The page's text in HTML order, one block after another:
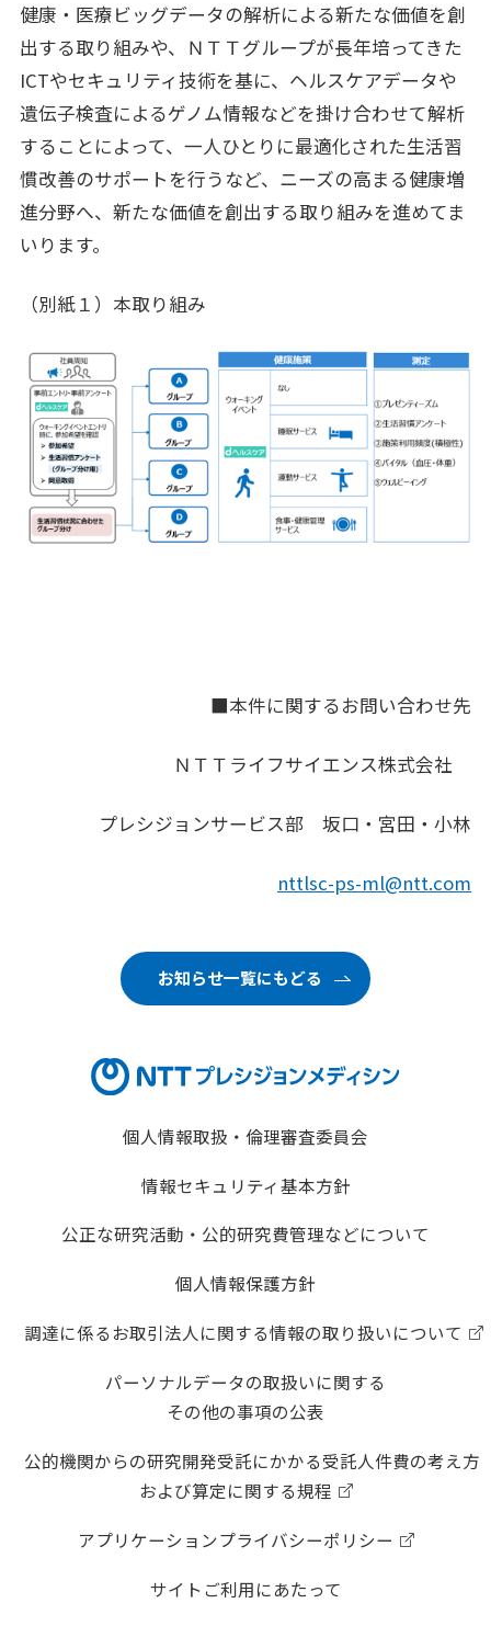
健康・医療ビッグデータの解析による新たな価値を創
出する取り組みや、ＮＴＴグループが長年培ってきた
ICTやセキュリティ技術を基に、ヘルスケアデータや
遺伝子検査によるゲノム情報などを掛け合わせて解析
することによって、一人ひとりに最適化された生活習
慣改善のサポートを行うなど、ニーズの高まる健康増
進分野へ、新たな価値を創出する取り組みを進めてま
いります。
（別紙１）本取り組み
■本件に関するお問い合わせ先
ＮＴＴライフサイエンス株式会社
プレシジョンサービス部 坂口・宮田・小林
nttlsc-ps-ml@ntt.com
お知らせ一覧にもどる
個人情報取扱・倫理審査委員会
情報セキュリティ基本方針
公正な研究活動・公的研究費管理などについて
個人情報保護方針
調達に係るお取引法人に関する情報の取り扱いについて
パーソナルデータの取扱いに関する
その他の事項の公表
公的機関からの研究開発受託にかかる受託人件費の考え方
および算定に関する規程
アプリケーションプライバシーポリシー
サイトご利用にあたって